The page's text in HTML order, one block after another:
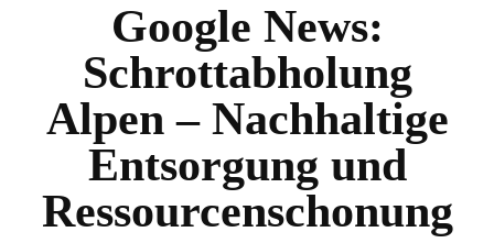
Google News:
Schrottabholung
Alpen – Nachhaltige
Entsorgung und
Ressourcenschonung